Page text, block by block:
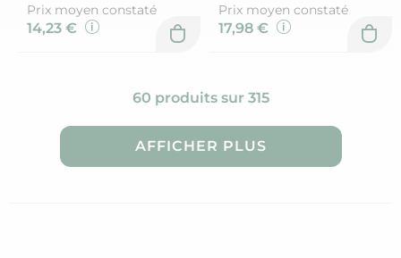
Prix moyen constaté
14,23 €
Prix moyen constaté
17,98 €
60 produits sur 315
AFFICHER PLUS